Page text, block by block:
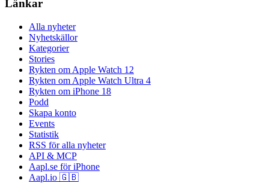
Länkar
Alla nyheter
Nyhetskällor
Kategorier
Stories
Rykten om Apple Watch 12
Rykten om Apple Watch Ultra 4
Rykten om iPhone 18
Podd
Skapa konto
Events
Statistik
RSS för alla nyheter
API & MCP
Aapl.se för iPhone
Aapl.io 🇬🇧